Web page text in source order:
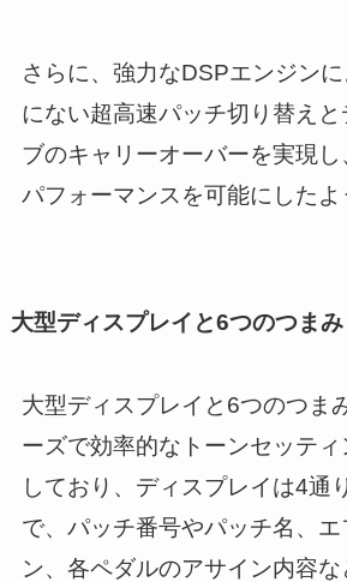
さらに、強力なDSPエンジン
にない超高速パッチ切り替え
ブのキャリーオーバーを実現
パフォーマンスを可能にしたよ
大型ディスプレイと6つのつまみ
大型ディスプレイと6つのつま
ーズで効率的なトーンセッティ
しており、ディスプレイは4通
で、パッチ番号やパッチ名、エ
ン、各ペダルのアサイン内容